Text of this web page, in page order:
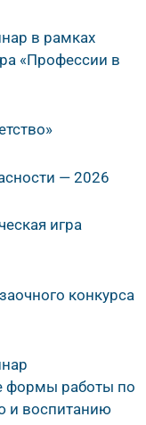
в рамках
«Профессии в
— 2026
игра
конкурса
формы работы по
и воспитанию